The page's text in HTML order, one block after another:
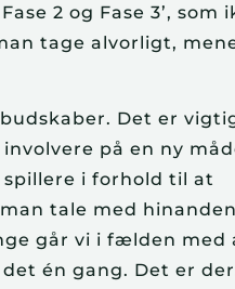
2 og Fase 3’, som
tage alvorligt,
Det er
på en ny
i forhold til at
tale med hinanden
går vi i fælden med
én gang. Det er